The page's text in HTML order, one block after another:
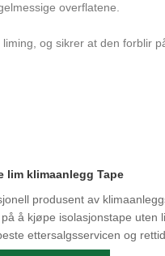
overflatene.
og sikrer at den forblir
lim klimaanlegg Tape
produsent av
å kjøpe isolasjonstape uten
ettersalgsservicen og